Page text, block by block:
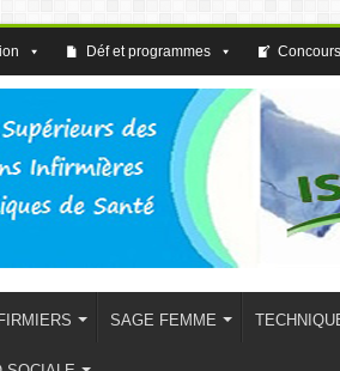
Déf et programmes
SAGE FEMME